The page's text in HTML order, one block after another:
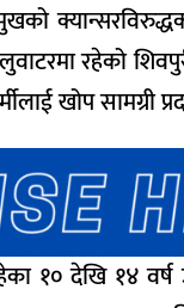
रहेको
खोप सामग्री
१० देखि १४